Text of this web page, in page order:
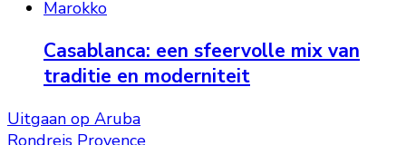
Marokko
Casablanca: een sfeervolle mix van
traditie en moderniteit
Uitgaan op Aruba